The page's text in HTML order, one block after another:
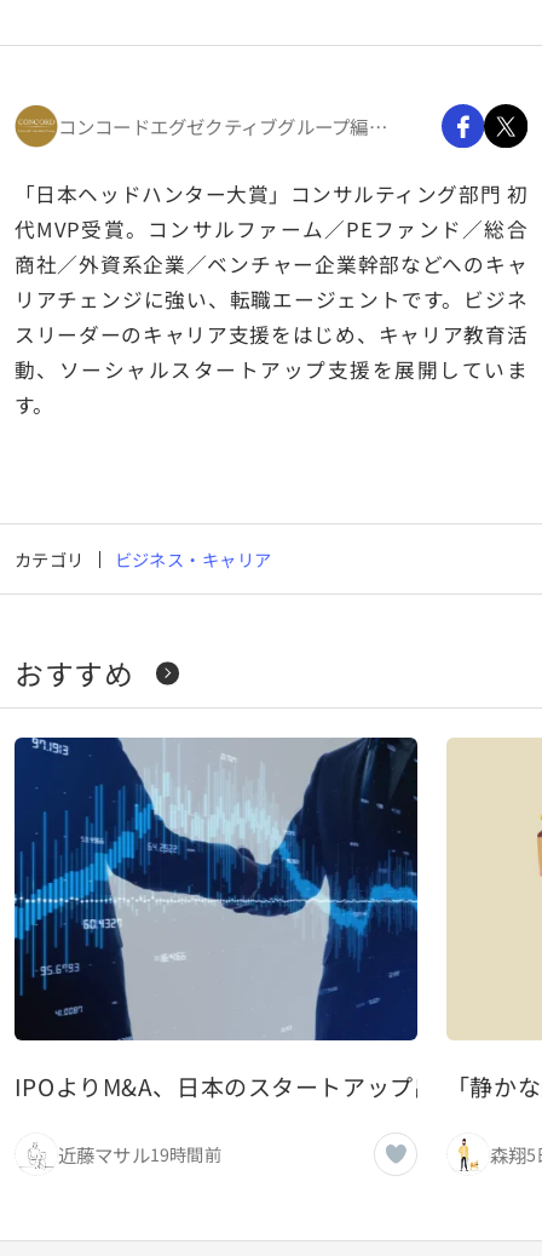
コンコードエグゼクティブグループ編集部
「日本ヘッドハンター大賞」コンサルティング部門 初
代MVP受賞。コンサルファーム／PEファンド／総合
商社／外資系企業／ベンチャー企業幹部などへのキャ
リアチェンジに強い、転職エージェントです。ビジネ
スリーダーのキャリア支援をはじめ、キャリア教育活
動、ソーシャルスタートアップ支援を展開していま
す。
カテゴリ ビジネス・キャリア
おすすめ
IPOよりM&A、日本のスタートアップ出口戦略
近藤マサル19時間前
「静か
森翔5